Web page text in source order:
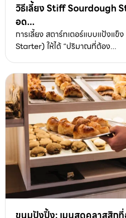
วิธีเลี้ยง Stiff Sourdough
อด...
การเลี้ยง สตาร์ทเตอร์แบบแป้งแ
Starter) ให้ได้ “ปริมาณที่ต้อง...